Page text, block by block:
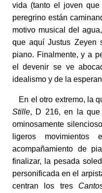
vida (tanto el joven
peregrino están
motivo musical del
que aquí Justus Zeyen
piano. Finalmente, y a
el devenir se ve
idealismo y de la
En el otro extremo, la
Stille, D 216, en la que
ominosamente
ligeros
acompañamiento de
finalizar, la pesada
personificada en el
centran los tres